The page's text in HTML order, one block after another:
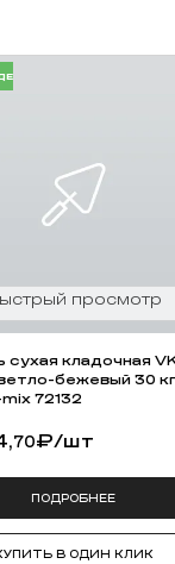
cухая кладочная
бежевый 30
72132
70₽/шт
ПОДРОБНЕЕ
В ОДИН КЛИК